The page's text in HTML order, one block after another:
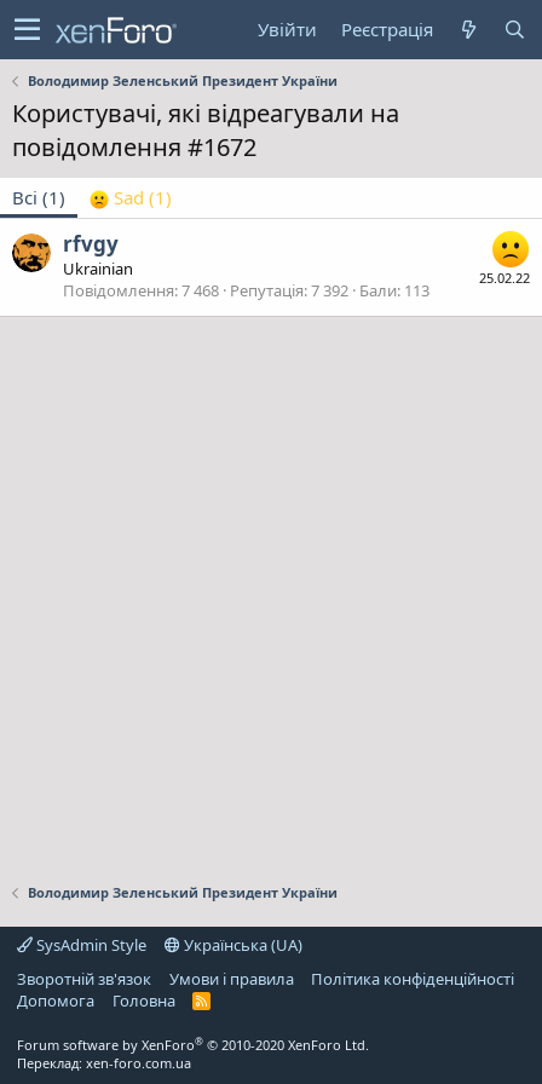
Увійти Реєстрація
Володимир Зеленський Президент України
Користувачі, які відреагували на
повідомлення #1672
Всі (1) Sad (1)
25.02.22
rfvgy
Ukrainian
Повідомлення 7 468 Репутація 7 392 Бали 113
Володимир Зеленський Президент України
SysAdmin Style
Українська (UA)
Зворотній зв'язок
Умови і правила
Політика конфіденційності
Дoпoмoга
Головна
R
Forum software by XenForo® © 2010-2020 XenForo Ltd.
Переклад: xen-foro.com.ua